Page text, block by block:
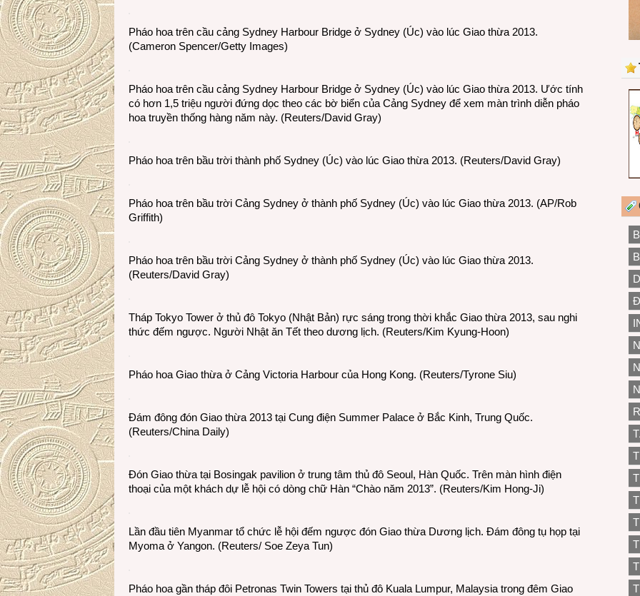
Pháo hoa trên cầu cảng Sydney Harbour Bridge ở Sydney (Úc) vào lúc Giao thừa 2013.
(Cameron Spencer/Getty Images)
Pháo hoa trên cầu cảng Sydney Harbour Bridge ở Sydney (Úc) vào lúc Giao thừa 2013. Ước tính
có hơn 1,5 triệu người đứng dọc theo các bờ biển của Cảng Sydney để xem màn trình diễn pháo
hoa truyền thống hàng năm này. (Reuters/David Gray)
Pháo hoa trên bầu trời thành phố Sydney (Úc) vào lúc Giao thừa 2013. (Reuters/David Gray)
Pháo hoa trên bầu trời Cảng Sydney ở thành phố Sydney (Úc) vào lúc Giao thừa 2013. (AP/Rob
Griffith)
Pháo hoa trên bầu trời Cảng Sydney ở thành phố Sydney (Úc) vào lúc Giao thừa 2013.
(Reuters/David Gray)
Tháp Tokyo Tower ở thủ đô Tokyo (Nhật Bản) rực sáng trong thời khắc Giao thừa 2013, sau nghi
thức đếm ngược. Người Nhật ăn Tết theo dương lịch. (Reuters/Kim Kyung-Hoon)
Pháo hoa Giao thừa ở Cảng Victoria Harbour của Hong Kong. (Reuters/Tyrone Siu)
Đám đông đón Giao thừa 2013 tại Cung điện Summer Palace ở Bắc Kinh, Trung Quốc.
(Reuters/China Daily)
Đón Giao thừa tại Bosingak pavilion ở trung tâm thủ đô Seoul, Hàn Quốc. Trên màn hình điện
thoại của một khách dự lễ hội có dòng chữ Hàn “Chào năm 2013”. (Reuters/Kim Hong-Ji)
Lần đầu tiên Myanmar tổ chức lễ hội đếm ngược đón Giao thừa Dương lịch. Đám đông tụ họp tại
Myoma ở Yangon. (Reuters/ Soe Zeya Tun)
Pháo hoa gần tháp đôi Petronas Twin Towers tại thủ đô Kuala Lumpur, Malaysia trong đêm Giao